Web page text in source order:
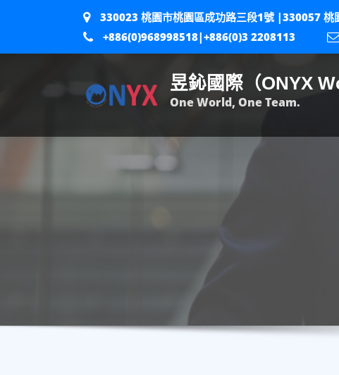
330023 桃園市桃園區成功路三段1號 |330057 桃
+886(0)968998518|+886(0)3 2208113
昱鈊國際（ONYX
One World, One Team.